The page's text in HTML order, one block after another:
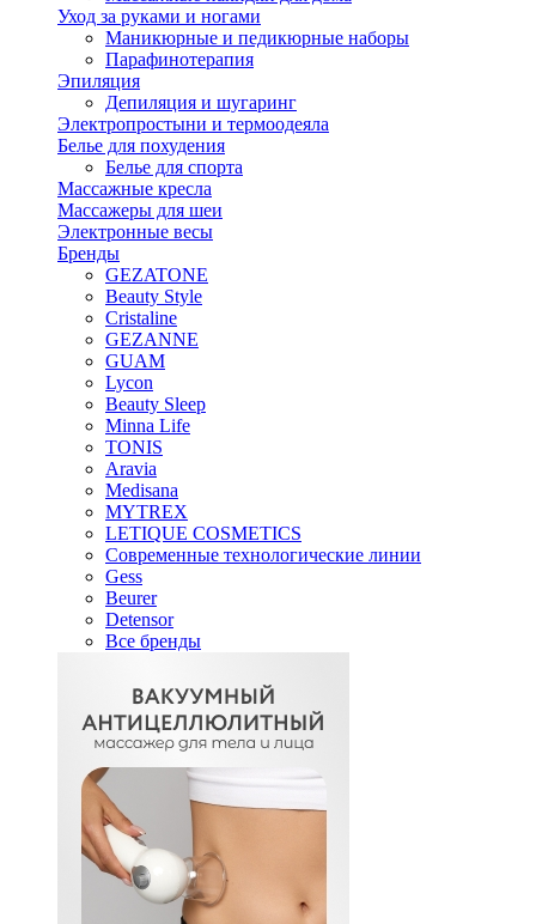
Уход за руками и ногами
Маникюрные и педикюрные наборы
Парафинотерапия
Эпиляция
Депиляция и шугаринг
Электропростыни и термоодеяла
Белье для похудения
Белье для спорта
Массажные кресла
Массажеры для шеи
Электронные весы
Бренды
GEZATONE
Beauty Style
Cristaline
GEZANNE
GUAM
Lycon
Beauty Sleep
Minna Life
TONIS
Aravia
Medisana
MYTREX
LETIQUE COSMETICS
Современные технологические линии
Gess
Beurer
Detensor
Все бренды